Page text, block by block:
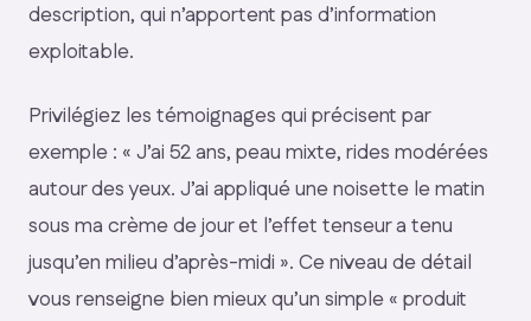
description, qui n’apportent pas d’information
exploitable.
Privilégiez les témoignages qui précisent par
exemple : « J’ai 52 ans, peau mixte, rides modérées
autour des yeux. J’ai appliqué une noisette le matin
sous ma crème de jour et l’effet tenseur a tenu
jusqu’en milieu d’après-midi ». Ce niveau de détail
vous renseigne bien mieux qu’un simple « produit